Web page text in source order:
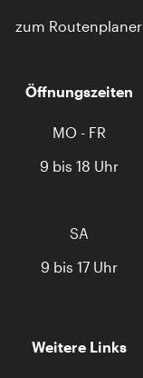
zum Routenplaner
Öffnungszeiten
MO - FR
9 bis 18 Uhr
SA
9 bis 17 Uhr
Weitere Links